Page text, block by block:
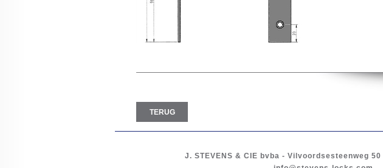
TERUG
J. STEVENS & CIE bvba - Vilvoordsesteenweg 50